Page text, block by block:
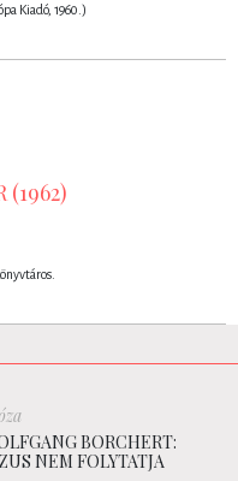
Kiadó, 1960.)
(1962)
BORCHERT:
NEM FOLYTATJA